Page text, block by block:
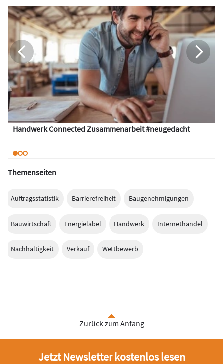
Handwerk Connected Zusammenarbeit #neugedacht
Themenseiten
Auftragsstatistik Barrierefreiheit Baugenehmigungen
Bauwirtschaft Energielabel Handwerk Internethandel
Nachhaltigkeit Verkauf Wettbewerb
Zurück zum Anfang
Jetzt Newsletter kostenlos lesen